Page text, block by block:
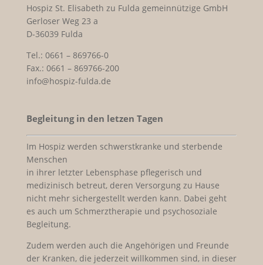
Hospiz St. Elisabeth zu Fulda gemeinnützige GmbH
Gerloser Weg 23 a
D-36039 Fulda
Tel.: 0661 – 869766-0
Fax.: 0661 – 869766-200
info@hospiz-fulda.de
Begleitung in den letzen Tagen
Im Hospiz werden schwerstkranke und sterbende
Menschen
in ihrer letzter Lebensphase pflegerisch und
medizinisch betreut, deren Versorgung zu Hause
nicht mehr sichergestellt werden kann. Dabei geht
es auch um Schmerztherapie und psychosoziale
Begleitung.
Zudem werden auch die Angehörigen und Freunde
der Kranken, die jederzeit willkommen sind, in dieser